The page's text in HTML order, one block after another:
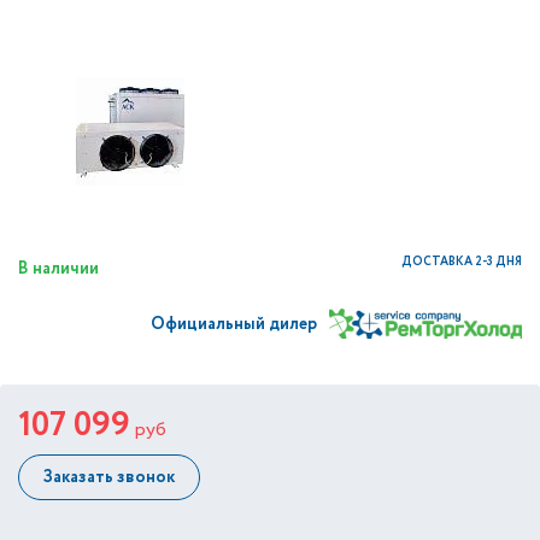
В наличии ДОСТАВКА 2-3 ДНЯ
Официальный дилер
107 099 руб
Заказать звонок